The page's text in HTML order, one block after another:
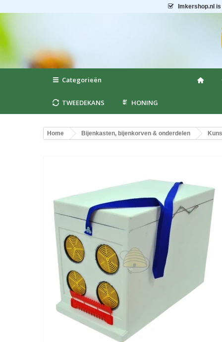
Imkershop.nl is
Categorieën
TWEEDEKANS HONING
Home Bijenkasten, bijenkorven & onderdelen